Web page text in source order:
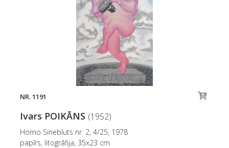
NR. 1191
Ivars POIKĀNS (1952)
Homo Sinebluts nr. 2, 4/25, 1978
papīrs, litogrāfija, 35x23 cm